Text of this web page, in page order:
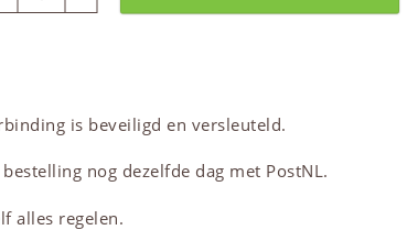
is beveiligd en versleuteld.
nog dezelfde dag met PostNL.
alles regelen.